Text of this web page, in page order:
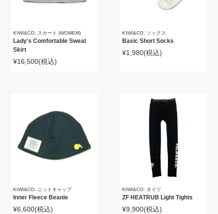
KIWI&CO. スカート (WOMEM)
Lady's Comfortable Sweat
Skirt
¥16,500(税込)
KIWI&CO. ソックス
Basic Short Socks
¥1,980(税込)
KIWI&CO. ニットキャップ
Inner Fleece Beanie
¥6,600(税込)
KIWI&CO. タイツ
ZF HEATRUB Light Tights
¥9,900(税込)